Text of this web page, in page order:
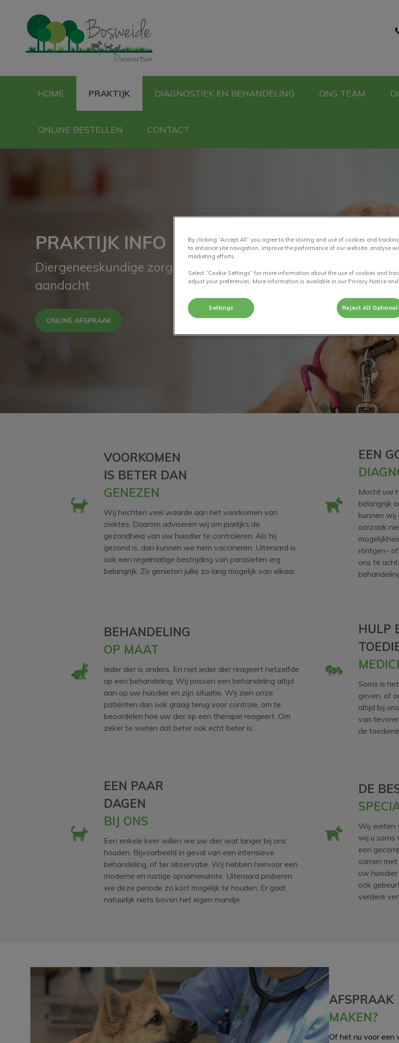
HOME PRAKTIJK DIAGNOSTIEK EN BEHANDELING ONS TEAM
ONLINE BESTELLEN CONTACT
PRAKTIJK INFO
Diergeneeskundige zorg met individuele
aandacht
ONLINE AFSPRAAK
VOORKOMEN
IS BETER DAN
GENEZEN
Wij hechten veel waarde aan het voorkomen van
ziektes. Daarom adviseren wij om jaarlijks de
gezondheid van uw huisdier te controleren. Als hij
gezond is, dan kunnen we hem vaccineren. Uiteraard is
ook een regelmatige bestrijding van parasieten erg
belangrijk. Zo genieten jullie zo lang mogelijk van elkaar.
EEN
Mocht uw
belangrijk
kunnen wij
oorzaak
röntgen-
ons te
BEHANDELING
OP MAAT
Ieder dier is anders. En niet ieder dier reageert hetzelfde
op een behandeling. Wij passen een behandeling altijd
aan op uw huisdier en zijn situatie. Wij zien onze
patiënten dan ook graag terug voor controle, om te
beoordelen hoe uw dier op een therapie reageert. Om
zeker te weten dat beter ook echt beter is.
HULP
Soms is
geven, of
altijd bij
van
de
EEN PAAR
DAGEN
BIJ ONS
Een enkele keer willen we uw dier wat langer bij ons
houden. Bijvoorbeeld in geval van een intensieve
behandeling, of ter observatie. Wij hebben hiervoor een
moderne en rustige opnameruimte. Uiteraard proberen
we deze periode zo kort mogelijk te houden. Er gaat
natuurlijk niets boven het eigen mandje.
DE
Wij weten
wij u soms
een
samen
uw
ook
verdere
AFSPRAAK
MAKEN?
Of het nu voor een
By clicking “Accept All” you agree to the storing and use of cookies and
to enhance site navigation, improve the performance of our website, analyse
marketing efforts.
Select “Cookie Settings” for more information about the use of cookies and
adjust your preferences. More information is available in our Privacy Notice and
Settings Reject All Optional